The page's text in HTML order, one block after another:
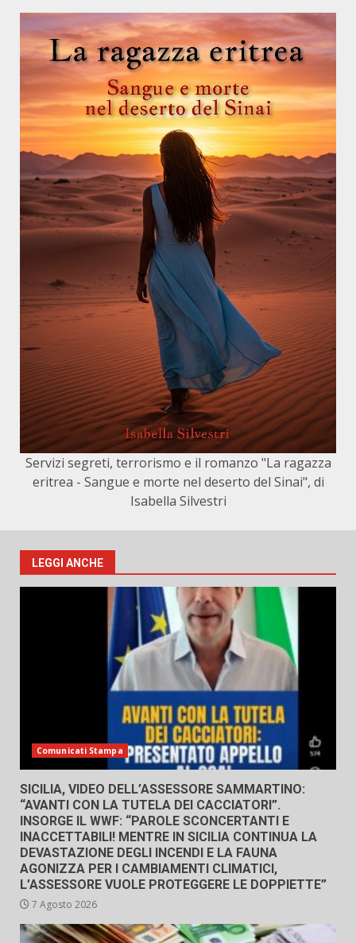
Servizi segreti, terrorismo e il romanzo "La ragazza
eritrea - Sangue e morte nel deserto del Sinai", di
Isabella Silvestri
LEGGI ANCHE
Comunicati Stampa
SICILIA, VIDEO DELL’ASSESSORE SAMMARTINO:
“AVANTI CON LA TUTELA DEI CACCIATORI”.
INSORGE IL WWF: “PAROLE SCONCERTANTI E
INACCETTABILI! MENTRE IN SICILIA CONTINUA LA
DEVASTAZIONE DEGLI INCENDI E LA FAUNA
AGONIZZA PER I CAMBIAMENTI CLIMATICI,
L’ASSESSORE VUOLE PROTEGGERE LE DOPPIETTE”
7 Agosto 2026